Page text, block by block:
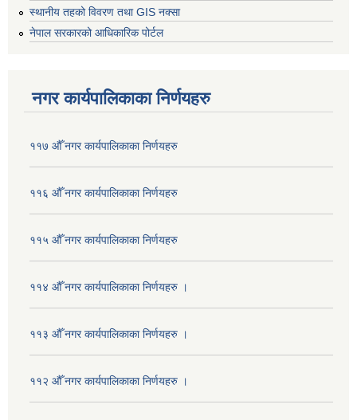
स्थानीय तहको विवरण तथा GIS नक्सा
नेपाल सरकारको आधिकारिक पोर्टल
नगर कार्यपालिकाका निर्णयहरु
११७ औँ नगर कार्यपालिकाका निर्णयहरु
११६ औँ नगर कार्यपालिकाका निर्णयहरु
११५ औँ नगर कार्यपालिकाका निर्णयहरु
११४ औँ नगर कार्यपालिकाका निर्णयहरु ।
११३ औँ नगर कार्यपालिकाका निर्णयहरु ।
११२ औँ नगर कार्यपालिकाका निर्णयहरु ।